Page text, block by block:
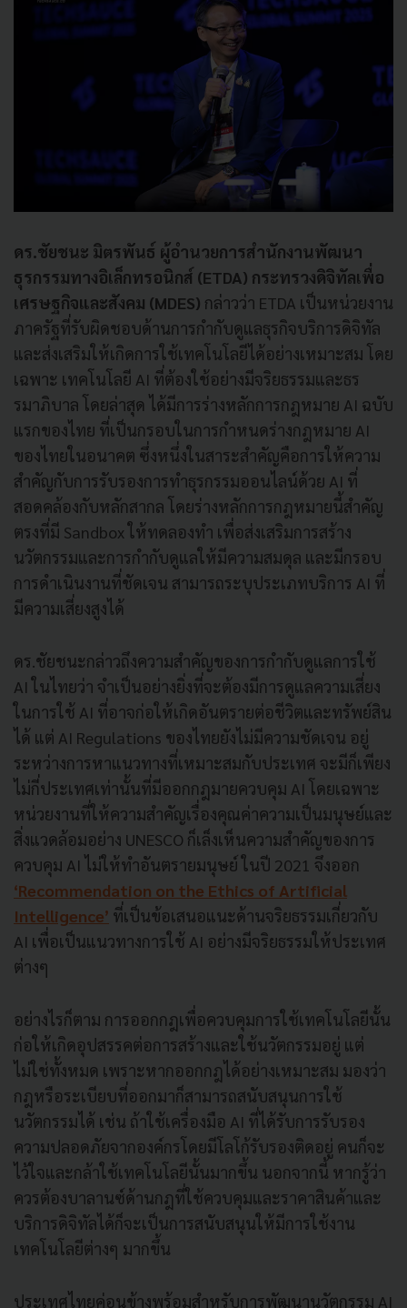
ดร.ชัยชนะ มิตรพันธ์ ผู้อำนวยการสำนักงานพัฒนา
ธุรกรรมทางอิเล็กทรอนิกส์ (ETDA) กระทรวงดิจิทัลเพื่อ
เศรษฐกิจและสังคม (MDES) กล่าวว่า ETDA เป็นหน่วยงาน
ภาครัฐที่รับผิดชอบด้านการกำกับดูแลธุรกิจบริการดิจิทัล
และส่งเสริมให้เกิดการใช้เทคโนโลยีได้อย่างเหมาะสม โดย
เฉพาะ เทคโนโลยี AI ที่ต้องใช้อย่างมีจริยธรรมและธร
รมาภิบาล โดยล่าสุด ได้มีการร่างหลักการกฎหมาย AI ฉบับ
แรกของไทย ที่เป็นกรอบในการกำหนดร่างกฎหมาย AI
ของไทยในอนาคต ซึ่งหนึ่งในสาระสำคัญคือการให้ความ
สำคัญกับการรับรองการทำธุรกรรมออนไลน์ด้วย AI ที่
สอดคล้องกับหลักสากล โดยร่างหลักการกฎหมายนี้สำคัญ
ตรงที่มี Sandbox ให้ทดลองทำ เพื่อส่งเสริมการสร้าง
นวัตกรรมและการกำกับดูแลให้มีความสมดุล และมีกรอบ
การดำเนินงานที่ชัดเจน สามารถระบุประเภทบริการ AI ที่
มีความเสี่ยงสูงได้
ดร.ชัยชนะกล่าวถึงความสำคัญของการกำกับดูแลการใช้
AI ในไทยว่า จำเป็นอย่างยิ่งที่จะต้องมีการดูแลความเสี่ยง
ในการใช้ AI ที่อาจก่อให้เกิดอันตรายต่อชีวิตและทรัพย์สิน
ได้ แต่ AI Regulations ของไทยยังไม่มีความชัดเจน อยู่
ระหว่างการหาแนวทางที่เหมาะสมกับประเทศ จะมีก็เพียง
ไม่กี่ประเทศเท่านั้นที่มีออกกฎมายควบคุม AI โดยเฉพาะ
หน่วยงานที่ให้ความสำคัญเรื่องคุณค่าความเป็นมนุษย์และ
สิ่งแวดล้อมอย่าง UNESCO ก็เล็งเห็นความสำคัญของการ
ควบคุม AI ไม่ให้ทำอันตรายมนุษย์ ในปี 2021 จึงออก
‘Recommendation on the Ethics of Artificial
Intelligence’ ที่เป็นข้อเสนอแนะด้านจริยธรรมเกี่ยวกับ
AI เพื่อเป็นแนวทางการใช้ AI อย่างมีจริยธรรมให้ประเทศ
ต่างๆ
อย่างไรก็ตาม การออกกฎเพื่อควบคุมการใช้เทคโนโลยีนั้น
ก่อให้เกิดอุปสรรคต่อการสร้างและใช้นวัตกรรมอยู่ แต่
ไม่ใช่ทั้งหมด เพราะหากออกกฎได้อย่างเหมาะสม มองว่า
กฎหรือระเบียบที่ออกมาก็สามารถสนับสนุนการใช้
นวัตกรรมได้ เช่น ถ้าใช้เครื่องมือ AI ที่ได้รับการรับรอง
ความปลอดภัยจากองค์กรโดยมีโลโก้รับรองติดอยู่ คนก็จะ
ไว้ใจและกล้าใช้เทคโนโลยีนั้นมากขึ้น นอกจากนี้ หากรู้ว่า
ควรต้องบาลานซ์ด้านกฎที่ใช้ควบคุมและราคาสินค้าและ
บริการดิจิทัลได้ก็จะเป็นการสนับสนุนให้มีการใช้งาน
เทคโนโลยีต่างๆ มากขึ้น
ประเทศไทยค่อนข้างพร้อมสำหรับการพัฒนานวัตกรรม AI